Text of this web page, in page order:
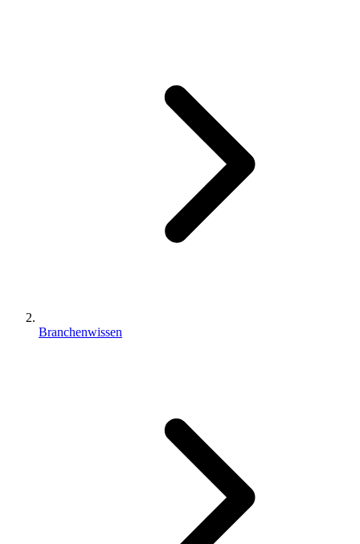
Branchenwissen